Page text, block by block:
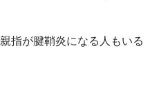
指が腱鞘炎になる人もいる